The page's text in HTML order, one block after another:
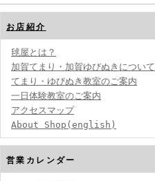
お店紹介
毬屋とは？
加賀てまり・加賀ゆびぬきについて
てまり・ゆびぬき教室のご案内
一日体験教室のご案内
アクセスマップ
About Shop(english)
営業カレンダー